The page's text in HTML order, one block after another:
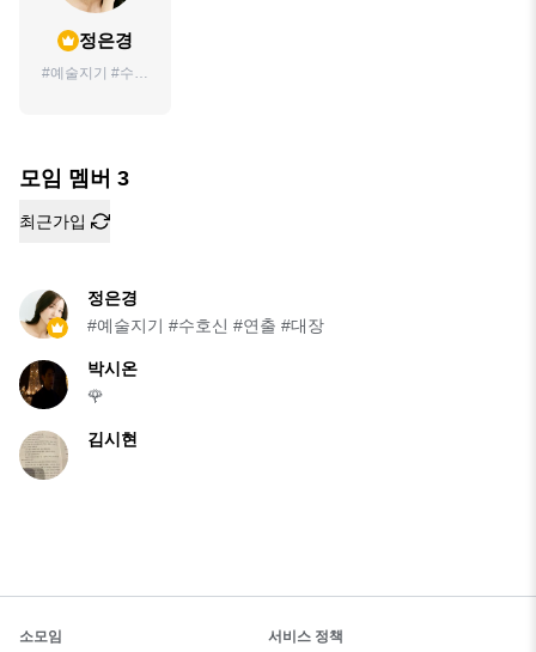
정은경
#예술지기 #수호
모임 멤버 3
최근가입
정은경
#예술지기 #수호신 #연출 #대장
박시온
🌹
김시현
소모임 서비스 정책